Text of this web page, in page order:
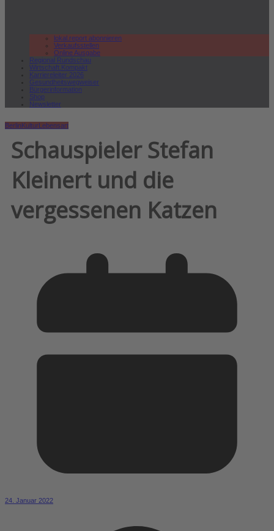
lokal.report abonnieren
Verkaufsstellen
Online Ausgabe
Regional Rundschau
Wirtschaft.Kompakt
Karriereleiter 2026
Gesundheitswegweiser
Bürgerinformation
Shop
Newsletter
BerlinKulturLebensart
Schauspieler Stefan
Kleinert und die
vergessenen Katzen
24. Januar 2022